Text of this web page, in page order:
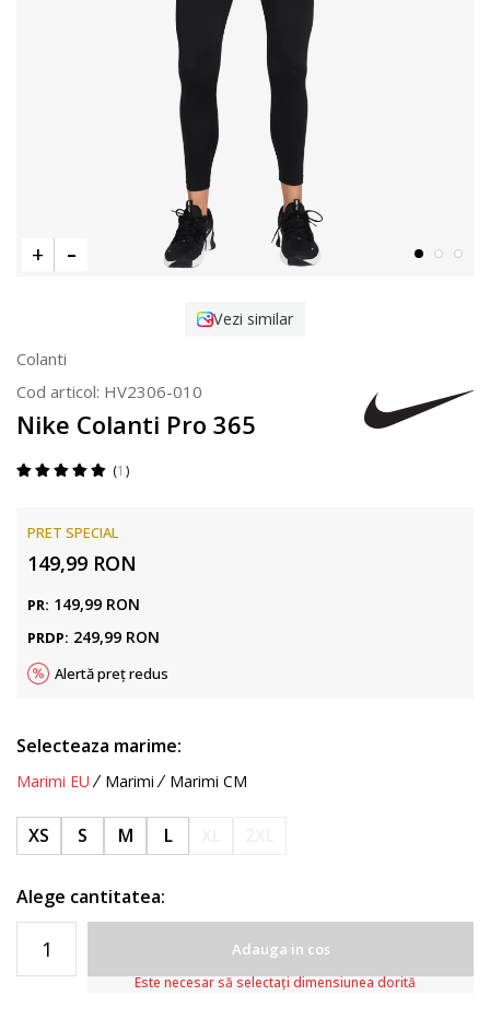
Vezi similar
Colanti
Cod articol: HV2306-010
Nike Colanti Pro 365
1
PRET SPECIAL
149,99 RON
PR: 149,99 RON
PRDP: 249,99 RON
Alertă preț redus
Selecteaza marime:
Marimi EU Marimi Marimi CM
XS S M L
Alege cantitatea:
Adauga in cos
Este necesar să selectați dimensiunea dorită